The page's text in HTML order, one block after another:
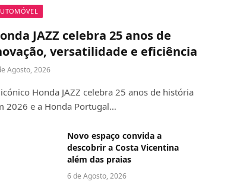
JAZZ celebra 25 anos de
versatilidade e eficiência
Agosto, 2026
Honda JAZZ celebra 25 anos de história
2026 e a Honda Portugal…
Novo espaço convida a
descobrir a Costa Vicentina
além das praias
6 de Agosto, 2026